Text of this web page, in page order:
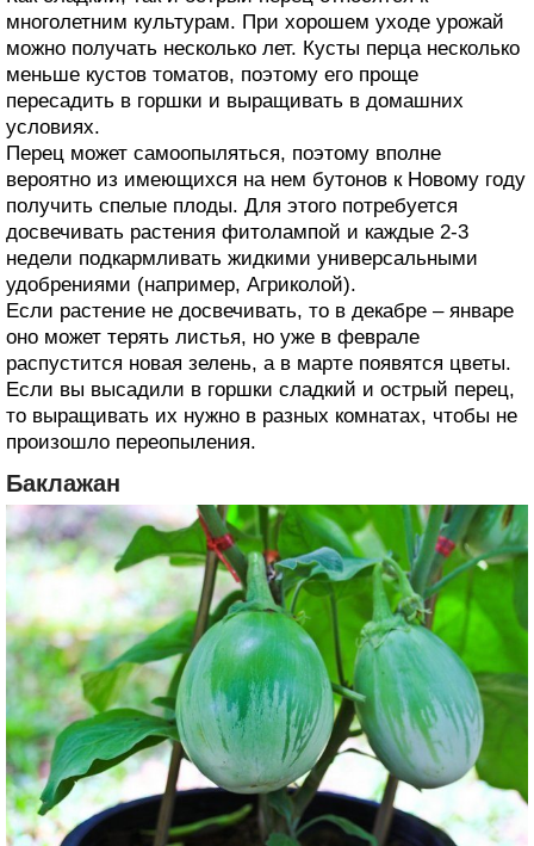
многолетним культурам. При хорошем уходе урожай
можно получать несколько лет. Кусты перца несколько
меньше кустов томатов, поэтому его проще
пересадить в горшки и выращивать в домашних
условиях.
Перец может самоопыляться, поэтому вполне
вероятно из имеющихся на нем бутонов к Новому году
получить спелые плоды. Для этого потребуется
досвечивать растения фитолампой и каждые 2-3
недели подкармливать жидкими универсальными
удобрениями (например, Агриколой).
Если растение не досвечивать, то в декабре – январе
оно может терять листья, но уже в феврале
распустится новая зелень, а в марте появятся цветы.
Если вы высадили в горшки сладкий и острый перец,
то выращивать их нужно в разных комнатах, чтобы не
произошло переопыления.
Баклажан